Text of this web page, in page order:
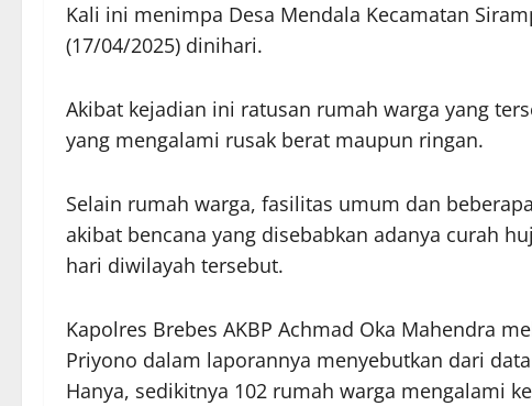
Kali ini menimpa Desa Mendala Kecamatan
(17/04/2025) dinihari.
Akibat kejadian ini ratusan rumah warga yang
yang mengalami rusak berat maupun ringan.
Selain rumah warga, fasilitas umum dan
akibat bencana yang disebabkan adanya curah
hari diwilayah tersebut.
Kapolres Brebes AKBP Achmad Oka Mahendra
Priyono dalam laporannya menyebutkan dari
Hanya, sedikitnya 102 rumah warga mengalami